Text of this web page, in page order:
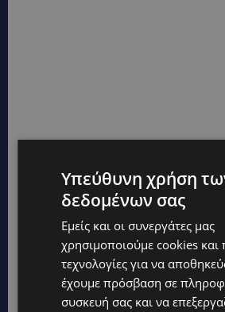
Υπεύθυνη χρήση
δεδομένων σας
Εμείς και οι συνεργάτες μας
χρησιμοποιούμε cookies και
τεχνολογίες για να
έχουμε πρόσβαση σε
συσκευή σας και να